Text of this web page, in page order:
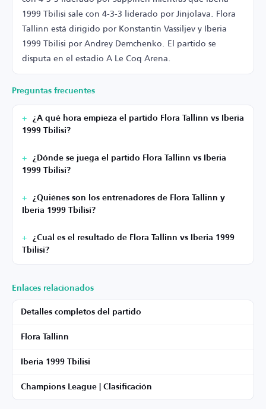
1999 Tbilisi sale con 4-3-3 liderado por Jinjolava. Flora
Tallinn está dirigido por Konstantin Vassiljev y Iberia
1999 Tbilisi por Andrey Demchenko. El partido se
disputa en el estadio A Le Coq Arena.
Preguntas frecuentes
¿A qué hora empieza el partido Flora Tallinn vs Iberia
1999 Tbilisi?
¿Dónde se juega el partido Flora Tallinn vs Iberia
1999 Tbilisi?
¿Quiénes son los entrenadores de Flora Tallinn y
Iberia 1999 Tbilisi?
¿Cuál es el resultado de Flora Tallinn vs Iberia 1999
Tbilisi?
Enlaces relacionados
Detalles completos del partido
Flora Tallinn
Iberia 1999 Tbilisi
Champions League | Clasificación